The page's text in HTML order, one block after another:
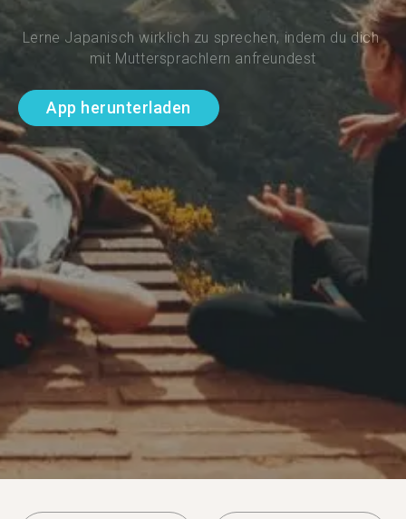
Lerne Japanisch wirklich zu sprechen, indem du dich
mit Muttersprachlern anfreundest
App herunterladen